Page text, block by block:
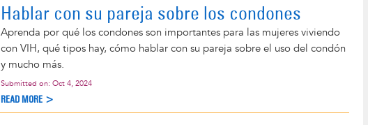
Hablar con su pareja sobre los condones
Aprenda por qué los condones son importantes para las mujeres viviendo
con VIH, qué tipos hay, cómo hablar con su pareja sobre el uso del condón
y mucho más.
Submitted on: Oct 4, 2024
READ MORE >